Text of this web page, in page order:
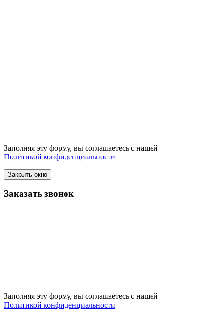
Заполняя эту форму, вы соглашаетесь с нашей
Политикой конфиденциальности
Закрыть окно
Заказать звонок
Заполняя эту форму, вы соглашаетесь с нашей
Политикой конфиденциальности